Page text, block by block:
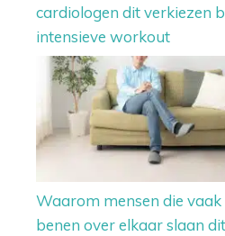
cardiologen dit verkiezen
intensieve workout
Waarom mensen die vaak
benen over elkaar slaan dit